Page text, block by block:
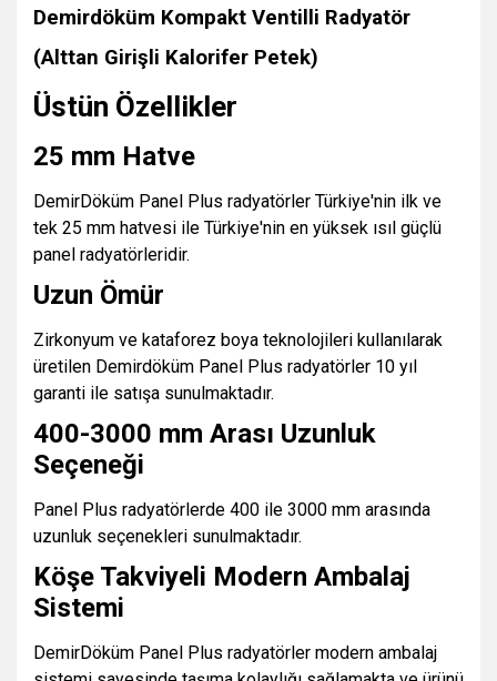
Demirdöküm Kompakt Ventilli Radyatör
(Alttan Girişli Kalorifer Petek)
Üstün Özellikler
25 mm Hatve
DemirDöküm Panel Plus radyatörler Türkiye'nin ilk ve
tek 25 mm hatvesi ile Türkiye'nin en yüksek ısıl güçlü
panel radyatörleridir.
Uzun Ömür
Zirkonyum ve kataforez boya teknolojileri kullanılarak
üretilen Demirdöküm Panel Plus radyatörler 10 yıl
garanti ile satışa sunulmaktadır.
400-3000 mm Arası Uzunluk
Seçeneği
Panel Plus radyatörlerde 400 ile 3000 mm arasında
uzunluk seçenekleri sunulmaktadır.
Köşe Takviyeli Modern Ambalaj
Sistemi
DemirDöküm Panel Plus radyatörler modern ambalaj